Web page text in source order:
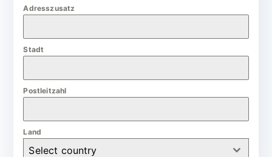
a
y
Adresszusatz
Stadt
Postleitzahl
Land
Select country